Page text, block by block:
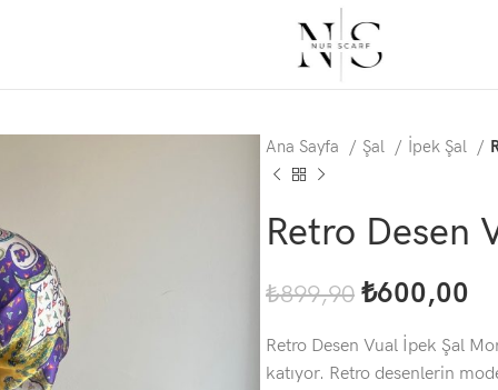
Ana Sayfa Şal İpek Şal
Retro Desen
₺899,90 ₺600,00
Retro Desen Vual İpek Şal
katıyor. Retro desenlerin